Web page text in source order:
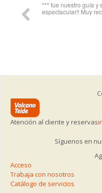
Igual haria falta un
del teleferuco.
Atención al cliente y reservas
Síguenos en
Acceso
Trabaja con nosotros
Catálogo de servicios